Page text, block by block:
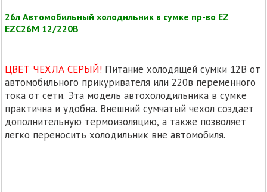
26л Автомобильный холодильник в сумке пр-во EZ
EZC26M 12/220В
ЦВЕТ ЧЕХЛА СЕРЫЙ! Питание холодящей сумки 12В от
автомобильного прикуривателя или 220в переменного
тока от сети. Эта модель автохолодильника в сумке
практична и удобна. Внешний сумчатый чехол создает
дополнительную термоизоляцию, а также позволяет
легко переносить холодильник вне автомобиля.